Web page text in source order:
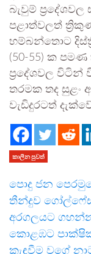
බැවුම්
පළාත්වලත්
හම්බන්තොට
(50-55) ක
ප්‍රදේශවල විටින්
තරමක තද සුළං
වැඩිදුරටත්
කාලීන පුවත්
පොදු ජන
තීන්දුව
අරගලයට
කොළඹට
කැඳවීම වගේ